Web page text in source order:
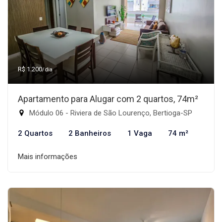
R$ 1.200/dia
Apartamento para Alugar com 2 quartos, 74m²
Módulo 06 - Riviera de São Lourenço, Bertioga-SP
2 Quartos 2 Banheiros 1 Vaga 74 m²
Mais informações